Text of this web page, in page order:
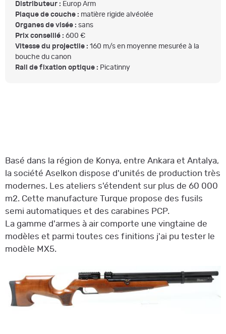
Distributeur : Europ Arm
Plaque de couche : matière rigide alvéolée
Organes de visée : sans
Prix conseillé : 600 €
Vitesse du projectile : 160 m/s en moyenne mesurée à la
bouche du canon
Rail de fixation optique : Picatinny
Basé dans la région de Konya, entre Ankara et Antalya,
la société Aselkon dispose d'unités de production très
modernes. Les ateliers s'étendent sur plus de 60 000
m2. Cette manufacture Turque propose des fusils
semi automatiques et des carabines PCP.
La gamme d'armes à air comporte une vingtaine de
modèles et parmi toutes ces finitions j'ai pu tester le
modèle MX5.